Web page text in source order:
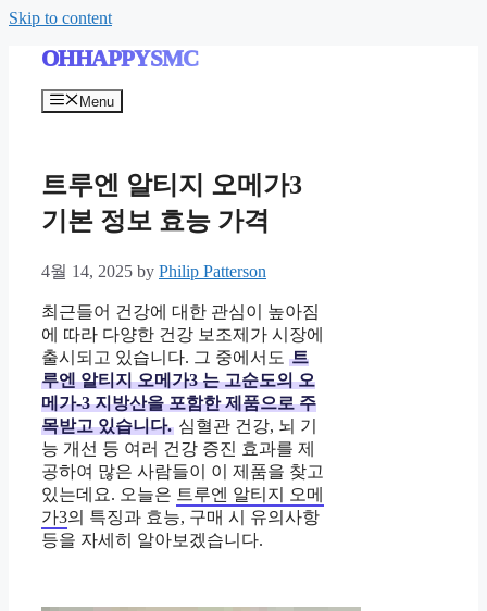
Skip to content
OHHAPPYSMC
Menu
트루엔 알티지 오메가3
기본 정보 효능 가격
4월 14, 2025 by Philip Patterson
최근들어 건강에 대한 관심이 높아짐
에 따라 다양한 건강 보조제가 시장에
출시되고 있습니다. 그 중에서도 트
루엔 알티지 오메가3 는 고순도의 오
메가-3 지방산을 포함한 제품으로 주
목받고 있습니다. 심혈관 건강, 뇌 기
능 개선 등 여러 건강 증진 효과를 제
공하여 많은 사람들이 이 제품을 찾고
있는데요. 오늘은 트루엔 알티지 오메
가3의 특징과 효능, 구매 시 유의사항
등을 자세히 알아보겠습니다.